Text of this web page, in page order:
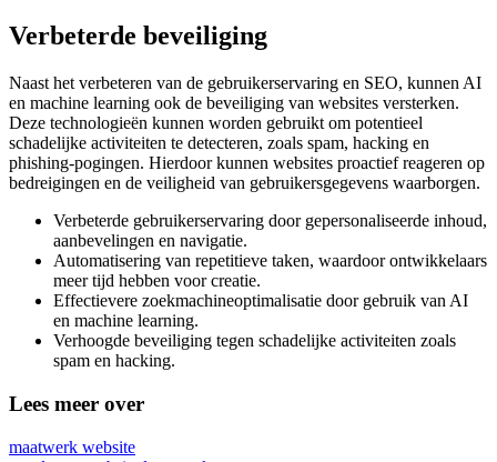
Verbeterde beveiliging
Naast het verbeteren van de gebruikerservaring en SEO, kunnen AI
en machine learning ook de beveiliging van websites versterken.
Deze technologieën kunnen worden gebruikt om potentieel
schadelijke activiteiten te detecteren, zoals spam, hacking en
phishing-pogingen. Hierdoor kunnen websites proactief reageren op
bedreigingen en de veiligheid van gebruikersgegevens waarborgen.
Verbeterde gebruikerservaring door gepersonaliseerde inhoud,
aanbevelingen en navigatie.
Automatisering van repetitieve taken, waardoor ontwikkelaars
meer tijd hebben voor creatie.
Effectievere zoekmachineoptimalisatie door gebruik van AI
en machine learning.
Verhoogde beveiliging tegen schadelijke activiteiten zoals
spam en hacking.
Lees meer over
maatwerk website